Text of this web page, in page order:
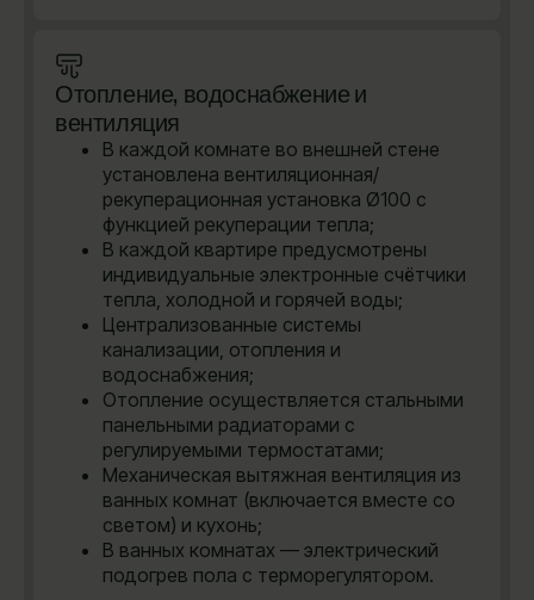
Отопление, водоснабжение и
вентиляция
В каждой комнате во внешней стене
установлена вентиляционная/
рекуперационная установка Ø100 с
функцией рекуперации тепла;
В каждой квартире предусмотрены
индивидуальные электронные счётчики
тепла, холодной и горячей воды;
Централизованные системы
канализации, отопления и
водоснабжения;
Отопление осуществляется стальными
панельными радиаторами с
регулируемыми термостатами;
Механическая вытяжная вентиляция из
ванных комнат (включается вместе со
светом) и кухонь;
В ванных комнатах — электрический
подогрев пола с терморегулятором.